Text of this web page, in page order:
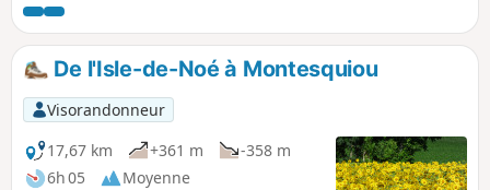
diversifiée pour être très agréable.
De l'Isle-de-Noé à Montesquiou
Visorandonneur
17,67 km
+361 m
-358 m
6h 05
Moyenne